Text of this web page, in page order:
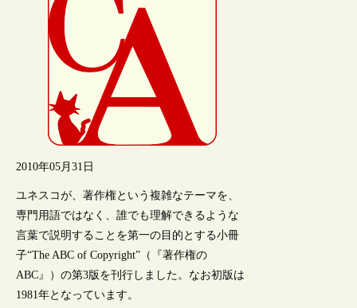
2010年05月31日
ユネスコが、著作権という複雑なテーマを、
専門用語ではなく、誰でも理解できるような
言葉で説明することを第一の目的とする小冊
子“The ABC of Copyright”（『著作権の
ABC』）の第3版を刊行しました。なお初版は
1981年となっています。